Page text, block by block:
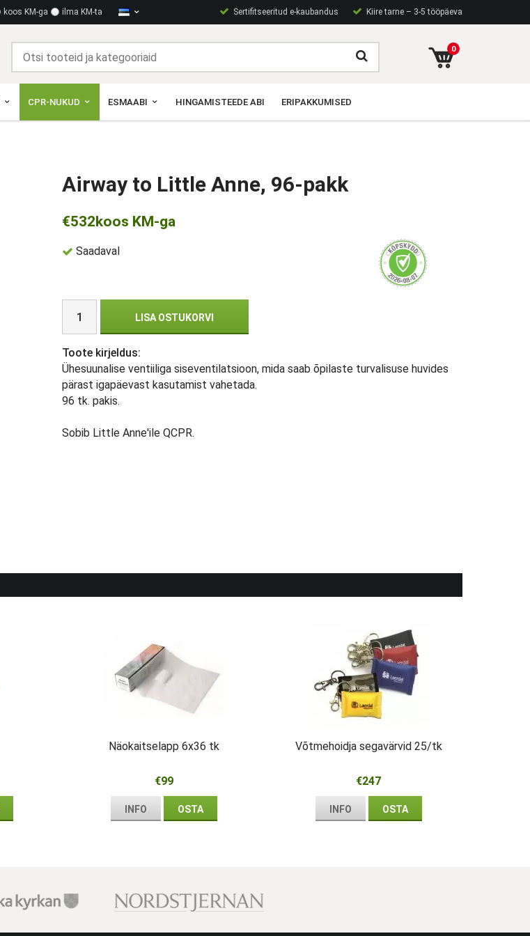
Sertifitseeritud e-kaubandus Kiire tarne – 3-5 tööpäeva
koos KM-ga ilma KM-ta
0
CPR-NUKUD ESMAABI HINGAMISTEEDE ABI ERIPAKKUMISED
Airway to Little Anne, 96-pakk
€532koos KM-ga
Saadaval
LISA OSTUKORVI
Toote kirjeldus:
Ühesuunalise ventiiliga siseventilatsioon, mida saab õpilaste turvalisuse huvides
pärast igapäevast kasutamist vahetada.
96 tk. pakis.
Sobib Little Anne'ile QCPR.
Näokaitselapp 6x36 tk
€99
INFO OSTA
Võtmehoidja segavärvid 25/tk
€247
INFO OSTA